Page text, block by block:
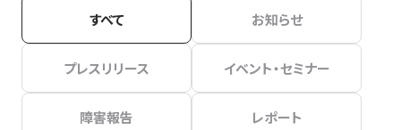
すべて お知らせ
プレスリリース イベント・セミナー
障害報告 レポート